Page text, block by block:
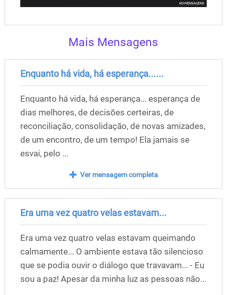
Mais Mensagens
Enquanto há vida, há esperança......
Enquanto há vida, há esperança... esperança de
dias melhores, de decisões certeiras, de
reconciliação, consolidação, de novas amizades,
de um encontro, de um tempo! Ela jamais se
esvai, pelo ...
Ver mensagem completa
Era uma vez quatro velas estavam...
Era uma vez quatro velas estavam queimando
calmamente... O ambiente estava tão silencioso
que se podia ouvir o diálogo que travavam... - Eu
sou a paz! Apesar da minha luz as pessoas não...